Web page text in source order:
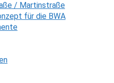
/ Martinstraße
für die BWA